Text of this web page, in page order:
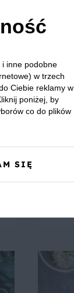
i inne podobne
w trzech
Ciebie reklamy w
poniżej, by
co do plików
SIĘ